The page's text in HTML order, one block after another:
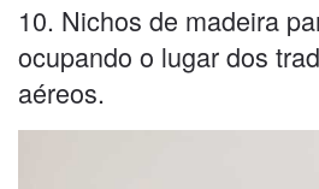
10. Nichos de madeira
ocupando o lugar dos
aéreos.